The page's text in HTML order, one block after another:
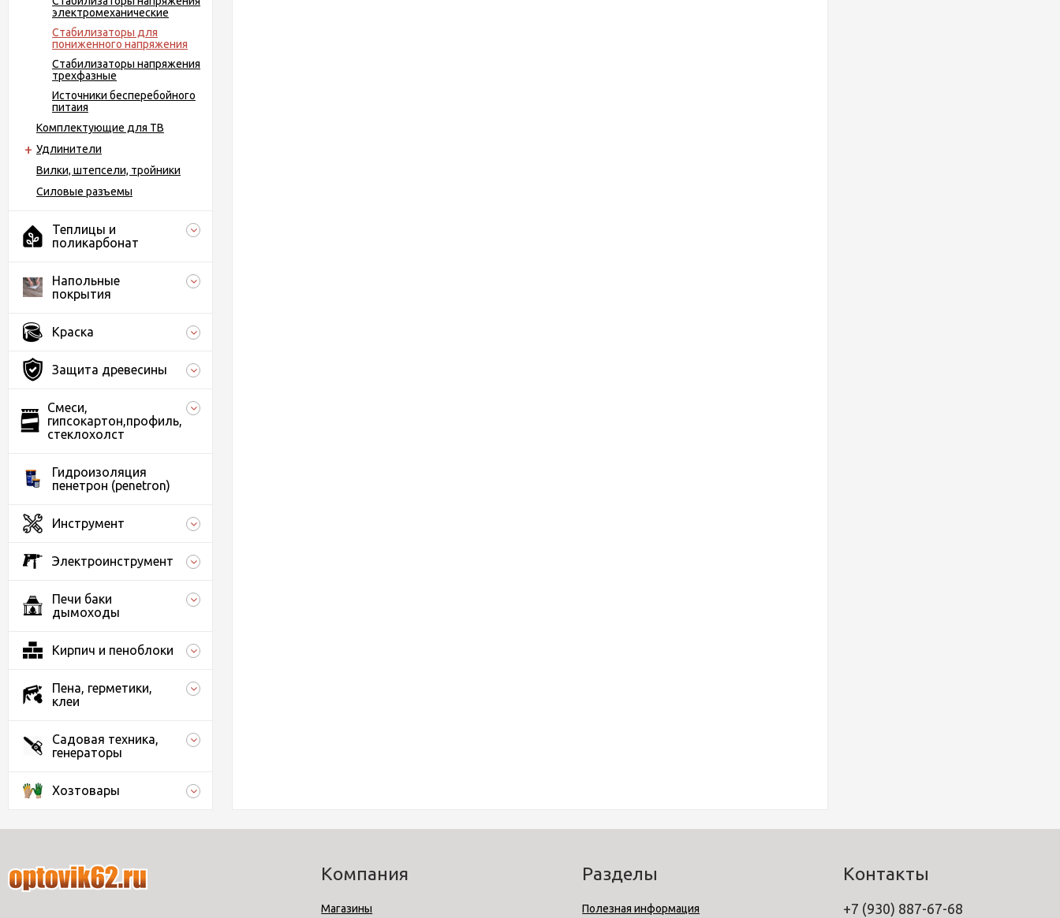
электромеханические
Стабилизаторы для
пониженного напряжения
Стабилизаторы напряжения
трехфазные
Источники бесперебойного
питаия
Комплектующие для ТВ
Удлинители
Вилки, штепсели, тройники
Силовые разъемы
Теплицы и
поликарбонат
Напольные
покрытия
Краска
Защита древесины
Смеси,
гипсокартон,профиль,
стеклохолст
Гидроизоляция
пенетрон (penetron)
Инструмент
Электроинструмент
Печи баки
дымоходы
Кирпич и пеноблоки
Пена, герметики,
клеи
Садовая техника,
генераторы
Хозтовары
Компания
Магазины
Разделы
Полезная информация
Контакты
+7 (930) 887-67-68